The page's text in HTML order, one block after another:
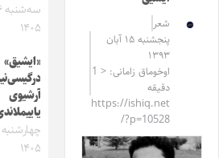
شعر
پنجشنبه ۱۵ آبان
۱۳۹۳
اوخوماق زامانی: < 1
دقیقه
https://ishiq.net
/?p=10528
۱۴۰۵
«ایشیق»
آرشیوی
۱۴۰۵